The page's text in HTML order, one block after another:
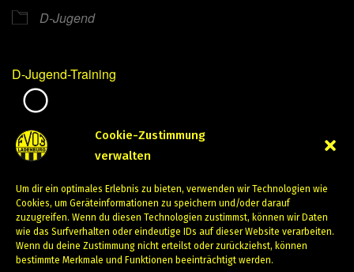
Cookie-Zustimmung
verwalten
Um dir ein optimales Erlebnis zu bieten, verwenden wir Technologien wie
Cookies, um Geräteinformationen zu speichern und/oder darauf
zuzugreifen. Wenn du diesen Technologien zustimmst, können wir Daten
wie das Surfverhalten oder eindeutige IDs auf dieser Website verarbeiten.
Wenn du deine Zustimmung nicht erteilst oder zurückziehst, können
bestimmte Merkmale und Funktionen beeinträchtigt werden.
D-Jugend
D-Jugend-Training
Oktober 25, 2023
PREVIOUS